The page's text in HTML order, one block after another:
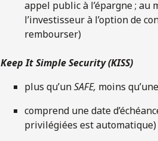
appel public à l’épargne ; au
l’investisseur à l’option de
rembourser)
Keep It Simple Security (KISS)
plus qu’unSAFE, moins
comprend une date
privilégiées est